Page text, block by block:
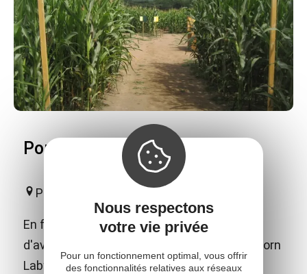
Pop Corn labyrinthe
Prades-Salars
En famille, ou entre amis, venez vivre 1h30
d'aventure au cœur de la nature avec Pop Corn
Labyrinthe. Une expérience ludique et
Nous respectons
votre vie privée
Pour un fonctionnement optimal, vous offrir
des fonctionnalités relatives aux réseaux